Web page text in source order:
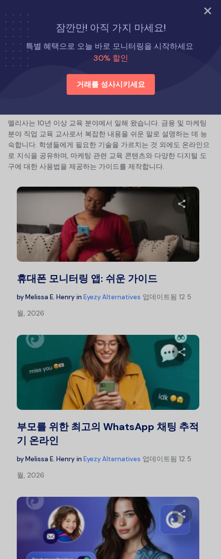
지금 바로 시도해 보세요
잠깐만! 아직 가지 마세요!
특별 혜택으로 오늘 바로 모니터링을 시작하세요
30% 할인
거래를 성사시키세요
홈
멜리사 E. 헨리
멜리사는 10년 이상 교육 분야에서 일해 왔습니다. 금융 및 마케팅
분야 직업 교육 교사로서 복잡한 내용을 쉬운 말로 설명하는 데 능
숙합니다. 학생들에게 필요한 기술을 가르치는 것 외에도 온라인으
로 지식을 공유하며, 마케팅 관련 교육 콘텐츠와 다양한 디지털 도
구에 대한 사용법을 제공하는 가이드를 제작합니다.
이 글
휴대폰 모니터링 앱: 쉬운 가이드
byMelissa E. Henry in Eyezy Alternatives 업데이트됨 12 5
월, 2026
부모를 위한 최고의 WhatsApp 채팅 추적
기 온라인
byMelissa E. Henry in Eyezy Alternatives 업데이트됨 12 5
월, 2026
이 글